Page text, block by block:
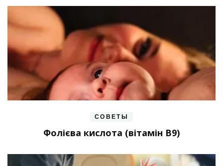
СОВЕТЫ
Фолієва кислота (вітамін В9)